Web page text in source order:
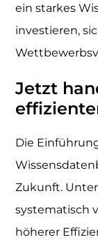
ein starkes
investieren,
Jetzt
Die
Zukunft.
systematisch
höherer